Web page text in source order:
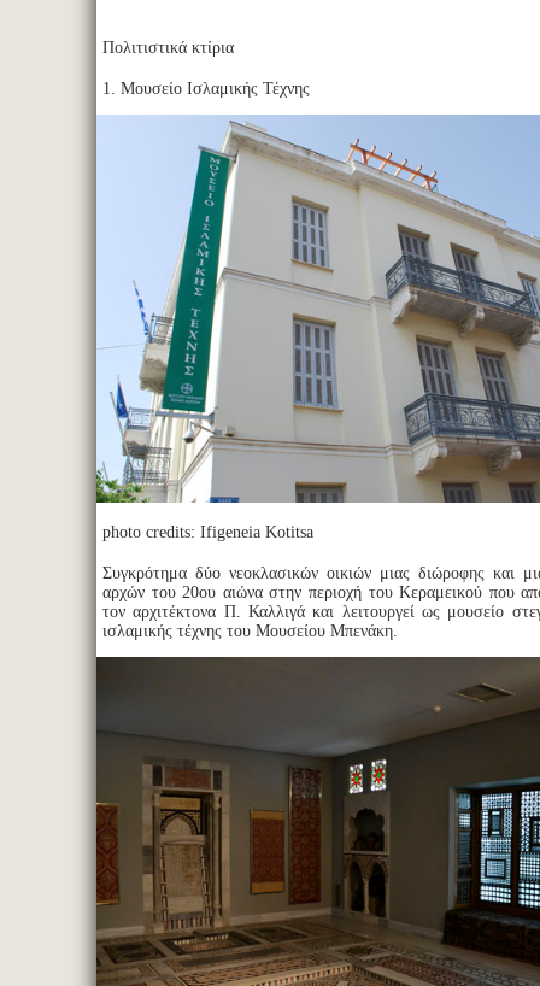
Πολιτιστικά κτίρια
1. Μουσείο Ισλαμικής Τέχνης
photo credits: Ifigeneia Kotitsa
Συγκρότημα δύο νεοκλασικών οικιών μιας διώροφης και
αρχών του 20ου αιώνα στην περιοχή του Κεραμεικού που
τον αρχιτέκτονα Π. Καλλιγά και λειτουργεί ως μουσείο
ισλαμικής τέχνης του Μουσείου Μπενάκη.